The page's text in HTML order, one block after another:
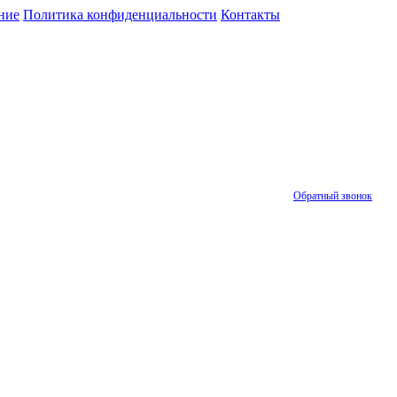
Политика конфиденциальности Контакты
Обратный звонок